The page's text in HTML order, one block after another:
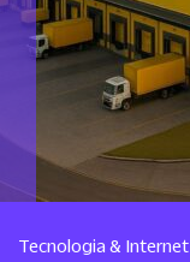
Tecnologia & Internet